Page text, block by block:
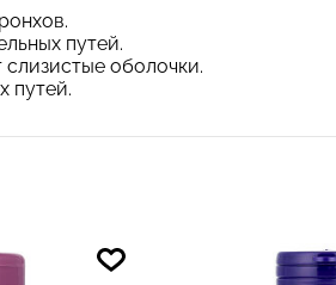
путей.
слизистые оболочки.
путей.